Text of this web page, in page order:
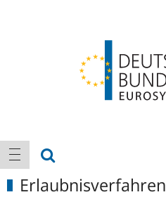
Hauptnavigation
Navigation anzeigen
Erlaubnisverfahren